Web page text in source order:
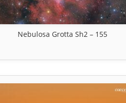
Nebulosa Grotta Sh2 – 155